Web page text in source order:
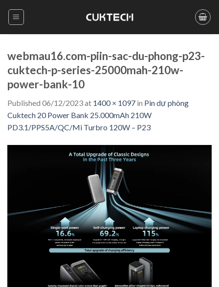
webmau16.com-piin-sac-du-phong-p23-
cuktech-p-series-25000mah-210w-
power-bank-10
Published 06/12/2023at 1400 × 1097 in Pin dự phòng
Cuktech 20 Power Bank 25.000mAh 210W
PD3.1/PPS5A/QC/Mi Turbro 120W – P23